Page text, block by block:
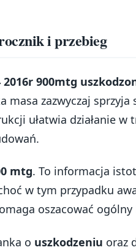
i przebieg
900mtg
masa zazwyczaj
ułatwia działanie w
mtg. To informacja
w tym przypadku
oszacować
o uszkodzeniu oraz